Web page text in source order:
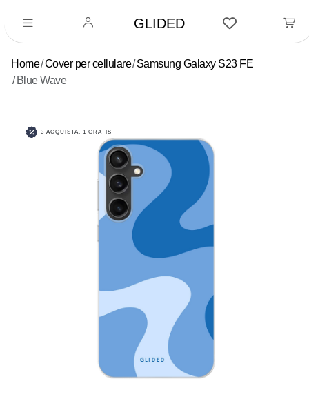
GLIDED
Home Cover per cellulare Samsung Galaxy S23 FE
Blue Wave
3 ACQUISTA, 1 GRATIS